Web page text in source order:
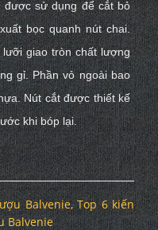
được sử dụng để cắt bỏ
bọc quanh nút chai.
giao tròn chất lượng
gỉ. Phần vỏ ngoài bao
Nút cắt được thiết kế
khi bóp lại.
Balvenie, Top 6 kiến
Balvenie